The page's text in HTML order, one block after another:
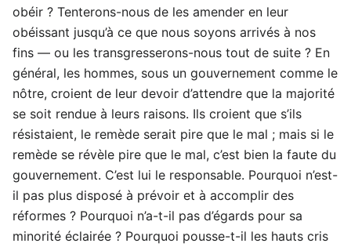
obéir ? Tenterons-nous de les amender en leur
obéissant jusqu’à ce que nous soyons arrivés à nos
fins — ou les transgresserons-nous tout de suite ? En
général, les hommes, sous un gouvernement comme le
nôtre, croient de leur devoir d’attendre que la majorité
se soit rendue à leurs raisons. Ils croient que s’ils
résistaient, le remède serait pire que le mal ; mais si le
remède se révèle pire que le mal, c’est bien la faute du
gouvernement. C’est lui le responsable. Pourquoi n’est-
il pas plus disposé à prévoir et à accomplir des
réformes ? Pourquoi n’a-t-il pas d’égards pour sa
minorité éclairée ? Pourquoi pousse-t-il les hauts cris